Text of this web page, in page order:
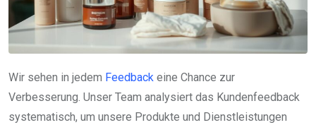
Wir sehen in jedem Feedback eine Chance zur
Verbesserung. Unser Team analysiert das Kundenfeedback
systematisch, um unsere Produkte und Dienstleistungen